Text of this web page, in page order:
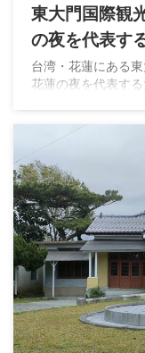
東大門国際観
の夜を代表す
台湾・花蓮にある
花蓮の夜を代表す